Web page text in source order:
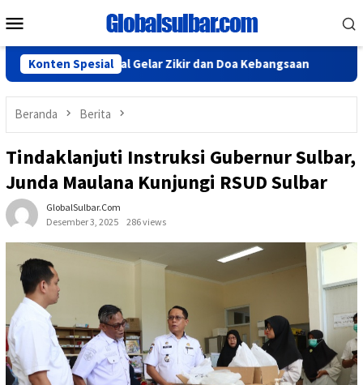
ke
Mobile
Konten Spesial
Bakal Gelar Zikir dan Doa Kebangsaan Gubernur
Beranda Berita
Tindaklanjuti Instruksi Gubernur Sulbar,
Junda Maulana Kunjungi RSUD Sulbar
GlobalSulbar.com
Desember 3, 2025
286 views